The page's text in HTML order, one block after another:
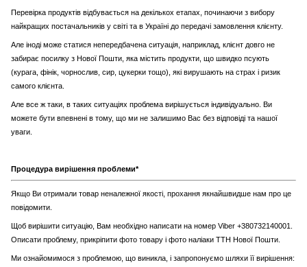
Перевірка продуктів відбувається на декількох етапах, починаючи з вибору
найкращих постачальників у світі та в Україні до передачі замовлення клієнту.
Але іноді може статися непередбачена ситуація, наприклад, клієнт довго не
забирає посилку з Нової Пошти, яка містить продукти, що швидко псують
(курага, фінік, чорнослив, сир, цукерки тощо), які вирушають на страх і ризик
самого клієнта.
Але все ж таки, в таких ситуаціях проблема вирішується індивідуально. Ви
можете бути впевнені в тому, що ми не залишимо Вас без відповіді та нашої
уваги.
Процедура вирішення проблеми*
Якщо Ви отримали товар неналежної якості, прохання якнайшвидше нам про це
повідомити.
Щоб вирішити ситуацію, Вам необхідно написати на номер Viber +380732140001.
Описати проблему, прикріпити фото товару і фото наліаки ТТН Нової Пошти.
Ми ознайомимося з проблемою, що виникла, і запропонуємо шляхи її вирішення: